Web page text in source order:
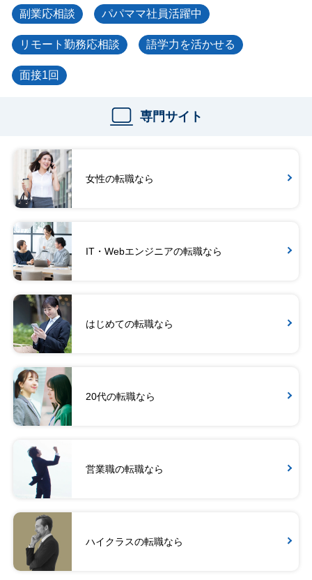
副業応相談 パパママ社員活躍中
リモート勤務応相談 語学力を活かせる
面接1回
専門サイト
女性の転職なら
IT・Webエンジニアの転職なら
はじめての転職なら
20代の転職なら
営業職の転職なら
ハイクラスの転職なら